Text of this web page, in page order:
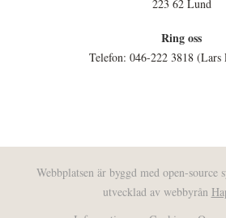
223 62 Lund
Ring oss
Telefon: 046-222 3818 (Lars
Webbplatsen är byggd med open-source
utvecklad av webbyrån